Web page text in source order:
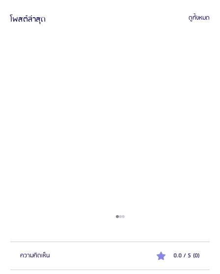
โพสต์ล่าสุด ดูทั้งหมด
ความคิดเห็น 0.0 / 5 (0)